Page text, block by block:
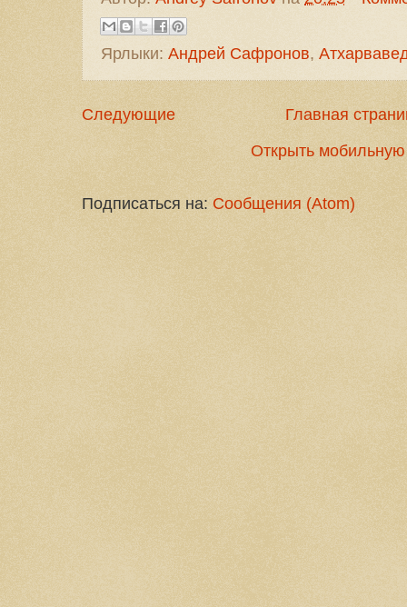
Ярлыки: Андрей Сафронов,
Следующие
Главная
Открыть
Подписаться на: Сообщения (Atom)